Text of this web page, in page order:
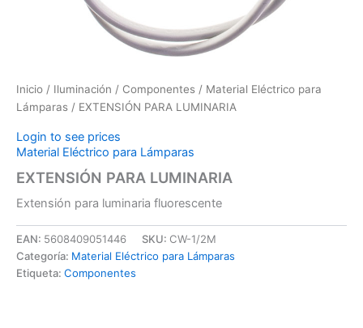
Inicio / Iluminación / Componentes / Material Eléctrico para
Lámparas / EXTENSIÓN PARA LUMINARIA
Login to see prices
Material Eléctrico para Lámparas
EXTENSIÓN PARA LUMINARIA
Extensión para luminaria fluorescente
EAN: 5608409051446 SKU: CW-1/2M
Categoría: Material Eléctrico para Lámparas
Etiqueta: Componentes